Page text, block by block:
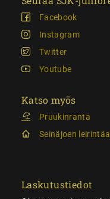
Facebook
Instagram
Twitter
Youtube
Katso myös
Pruukinranta
Seinäjoen
Laskutustiedot